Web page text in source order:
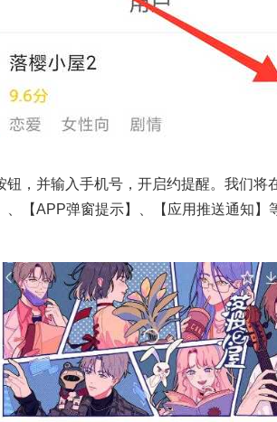
钮，并输入手机号，开启约提醒。我们将
、【APP弹窗提示】、【应用推送通知】